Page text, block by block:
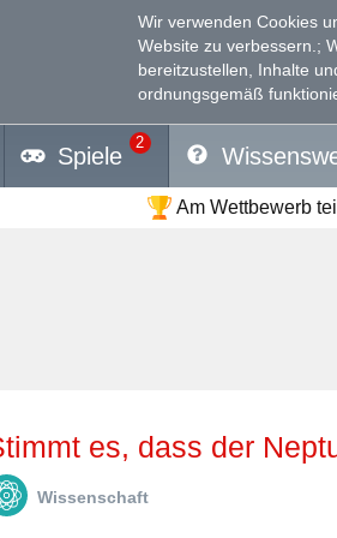
Wir verwenden Cookies
Website zu verbessern. ;
bereitzustellen, Inhalte
ordnungsgemäß
Spiele
2
Am Wettbewerb
Stimmt es, dass der
Wissenschaft